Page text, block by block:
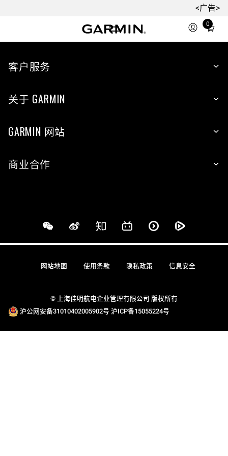
<广告>
0
Total
客户服务
关于 GARMIN
GARMIN 网站
商业合作
© 上海佳明航电企业管理有限公司 版权所有
沪公网安备31010402005902号 沪ICP备15055224号
网站地图 使用条款 隐私政策 信息安全